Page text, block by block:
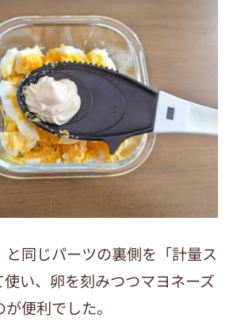
と同じパーツの裏側を「計量ス
使い、卵を刻みつつマヨネーズ
便利でした。